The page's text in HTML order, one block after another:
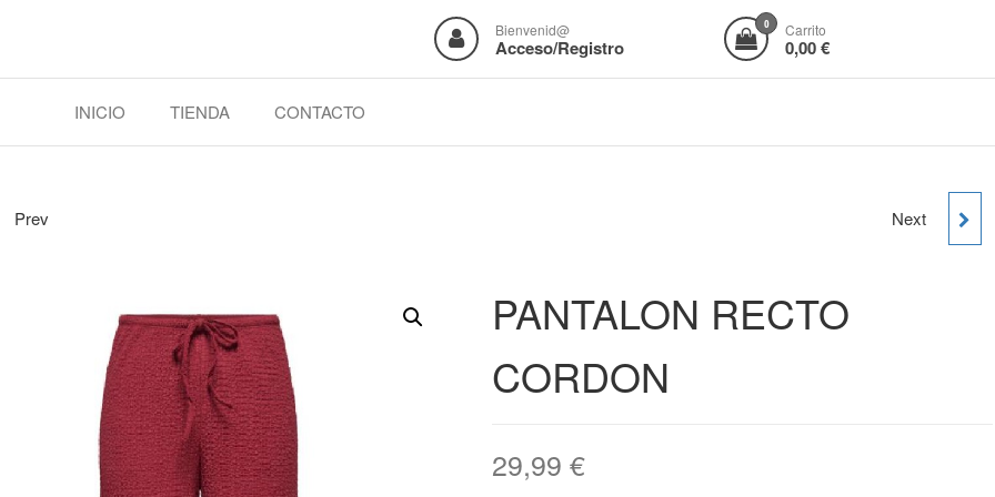
Bienvenid@
Acceso/Registro
0 Carrito
0,00 €
INICIO TIENDA CONTACTO
BLUSA BORDADA S/M
Prev CANISETA M/C DRAGON
Next
PANTALON RECTO
CORDON
29,99 €